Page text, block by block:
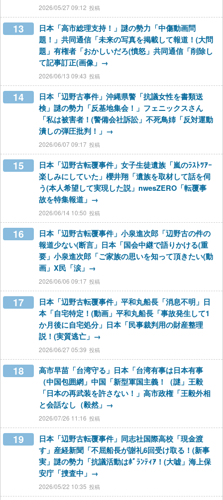
2026/05/27 09:12
13
日本「高市総理支持！」謎の勢力「中傷動画問
題！」共同通信「未来の写真を掲載して報道！(大問
題」有権者「おかしいだろ(憤怒」共同通信「削除し
て記事訂正(画像」→
2026/06/13 09:43
14
日本「辺野古事件」沖縄県警「抗議女性を書類送
検」謎の勢力「反基地集会！」フェニックスさん
「私は被害者！(警備会社訴訟」不死鳥姉「反対運動
潰しの弾圧批判！」→
2026/06/07 09:17
15
日本「辺野古転覆事件」女子生徒遺族「嵐のﾗｽﾄﾂｱｰ
楽しみにしていた」櫻井翔「遺族を取材して話を伺
う(本人希望して実現した説」nwesZERO「転覆事
故を特集報道」→
2026/06/14 10:50
16
日本「辺野古転覆事件」小泉進次郎「辺野古の件の
報道少ない(断言」日本「国会中継で語りかける(重
要」小泉進次郎「ご家族の思いを知って頂きたい(動
画」X民「涙」→
2026/06/06 09:17
17
日本「辺野古転覆事件」平和丸船長「消息不明」日
本「自宅特定！(動画」平和丸船長「事故発生して1
か月後に自宅処分」日本「民事裁判用の財産整理
説！(実質逃亡」→
2026/06/27 05:39
18
高市早苗「台湾守る」日本「台湾有事は日本有事
（中国包囲網」中国「新型軍国主義！（謎」王毅
「日本の再武装を許さない！」高市政権「王毅外相
と会話なし（毅然」→
2026/07/26 11:16
19
日本「辺野古転覆事件」同志社国際高校「現金渡
す」産経新聞「不屈船長が謝礼6回受け取る！(新事
実」謎の勢力「抗議活動はﾎﾞﾗﾝﾃｨｱ！(大嘘」海上保
安庁「捜査中」→
2026/05/22 10:35